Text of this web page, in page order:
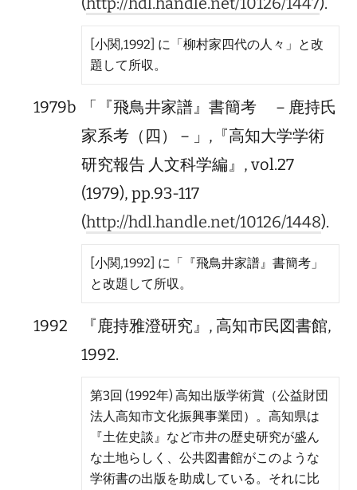
[小関,1992] に「柳村家四代の人々」と改
題して所収。
1979b
「『飛鳥井家譜』書簡考 －鹿持氏
家系考（四）－」,『高知大学学術
研究報告 人文科学編』, vol.27
(1979), pp.93-117
(http://hdl.handle.net/10126/1448).
[小関,1992] に「『飛鳥井家譜』書簡考」
と改題して所収。
1992
『鹿持雅澄研究』, 高知市民図書館,
1992.
第3回 (1992年) 高知出版学術賞（公益財団
法人高知市文化振興事業団）。高知県は
『土佐史談』など市井の歴史研究が盛ん
な土地らしく、公共図書館がこのような
学術書の出版を助成している。それに比